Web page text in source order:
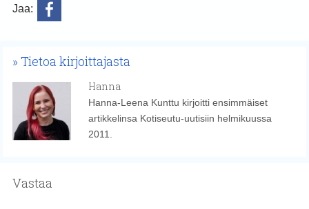
Jaa:
Tietoa kirjoittajasta
Hanna
Hanna-Leena Kunttu kirjoitti ensimmäiset
artikkelinsa Kotiseutu-uutisiin helmikuussa
2011.
Vastaa